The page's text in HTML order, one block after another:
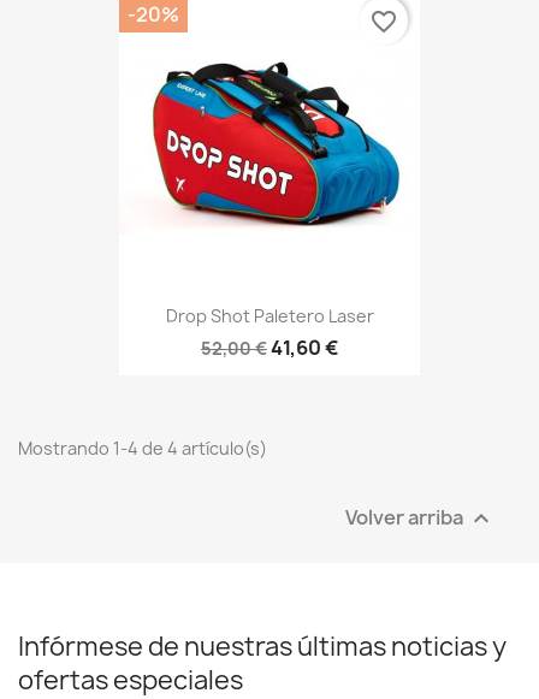
Drop Shot Paletero Laser
52,00 €41,60 €
-20% favorite_border
Mostrando 1-4 de 4 artículo(s)
Volver arriba 
Infórmese de nuestras últimas noticias y
ofertas especiales